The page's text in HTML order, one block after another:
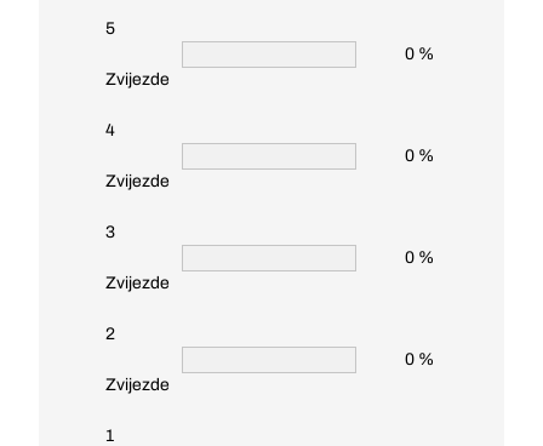
5
Zvijezde
0 %
4
Zvijezde
0 %
3
Zvijezde
0 %
2
Zvijezde
0 %
1